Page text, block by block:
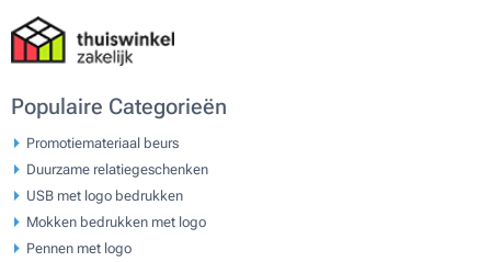
Populaire Categorieën
Promotiemateriaal beurs
Duurzame relatiegeschenken
USB met logo bedrukken
Mokken bedrukken met logo
Pennen met logo